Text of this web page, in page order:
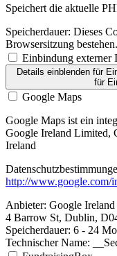
Speichert die aktuelle
Speicherdauer: Dieses
Browsersitzung bestehen.
Einbindung externer
Details einblendenfür
für
Google Maps
Google Maps ist ein
Google Ireland Limited,
Ireland
http://www.google.com/
Anbieter: Google
4 Barrow St, Dublin,
Speicherdauer: 6 - 24
Technischer Name: